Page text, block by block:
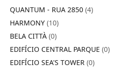
QUANTUM - RUA 2850 (4)
HARMONY (10)
BELA CITTÀ (0)
EDIFÍCIO CENTRAL PARQUE (0)
EDIFÍCIO SEA'S TOWER (0)